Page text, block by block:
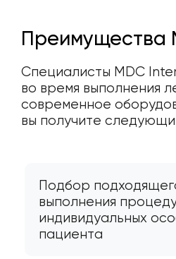
Преимущества
Специалисты MDC
во время выполнения
современное
вы получите
Подбор
выполнения
индивидуальных
пациента